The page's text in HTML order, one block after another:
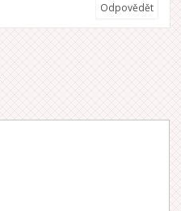
Odpovědět